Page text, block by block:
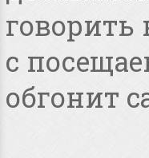
с
обгонит